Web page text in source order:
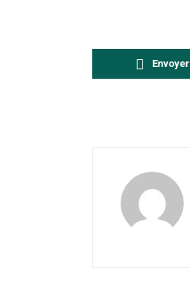
Envoyer